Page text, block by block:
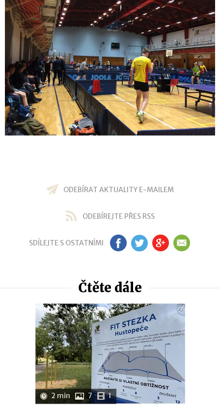
ODEBÍRAT AKTUALITY E-MAILEM
ODEBÍREJTE PŘES RSS
SDÍLEJTE S OSTATNÍMI FB TW GP EM
Čtěte dále
2 min 7 1